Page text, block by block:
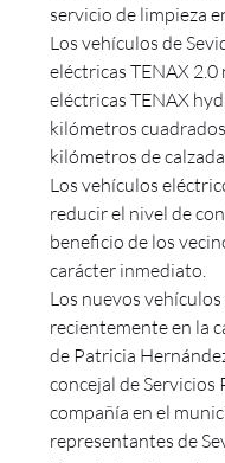
servicio de limpieza
Los vehículos de
eléctricas TENAX
eléctricas TENAX
kilómetros
kilómetros de calzada.
Los vehículos
reducir el nivel de
beneficio de los
carácter inmediato.
Los nuevos
recientemente en la
de Patricia
concejal de Servicios
compañía en el
representantes de